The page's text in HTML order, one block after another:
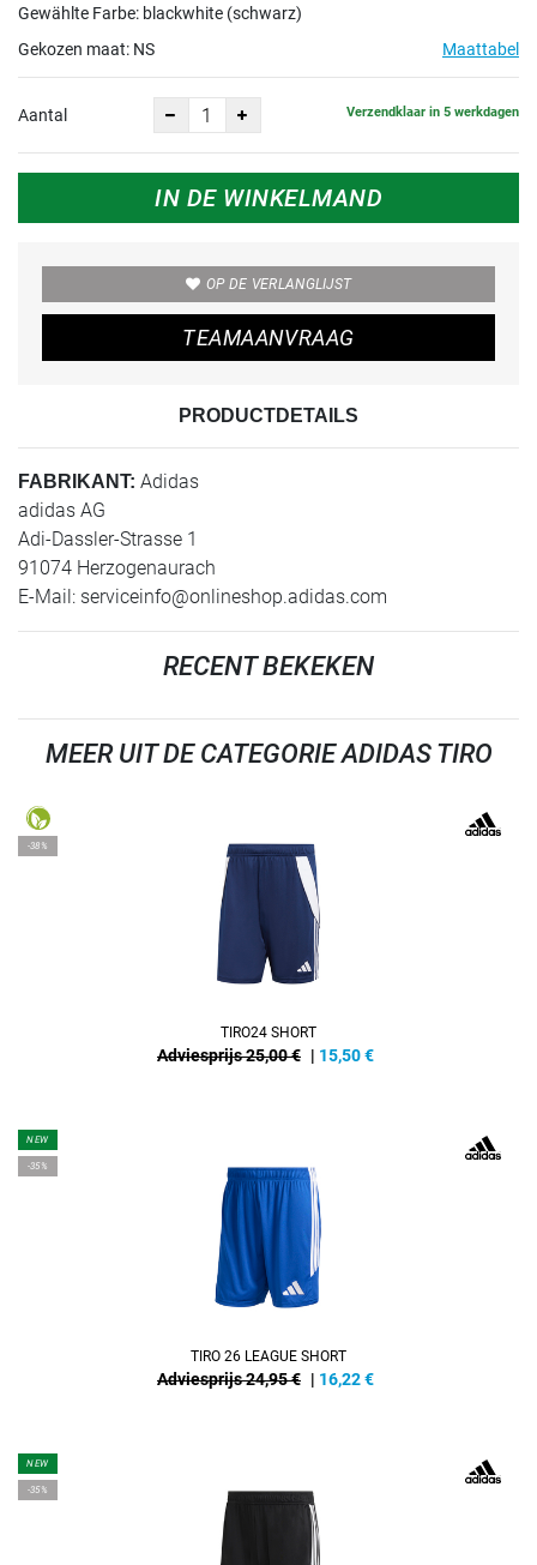
Gewählte Farbe: blackwhite (schwarz)
Gekozen maat: NS Maattabel
Aantal Verzendklaar in 5 werkdagen
IN DE WINKELMAND
OP DE VERLANGLIJST
TEAMAANVRAAG
PRODUCTDETAILS
FABRIKANT: Adidas
adidas AG
Adi-Dassler-Strasse 1
91074 Herzogenaurach
E-Mail: serviceinfo@onlineshop.adidas.com
RECENT BEKEKEN
MEER UIT DE CATEGORIE ADIDAS TIRO
-38%
TIRO24 SHORT
Adviesprijs 25,00 € | 15,50€
NEW
-35%
TIRO 26 LEAGUE SHORT
Adviesprijs 24,95 € | 16,22€
NEW
-35%